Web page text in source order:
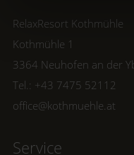
RelaxResort Kothmühle
Kothmühle 1
3364 Neuhofen an der
Tel.: +43 7475 52112
office@kothmuehle.at
Service